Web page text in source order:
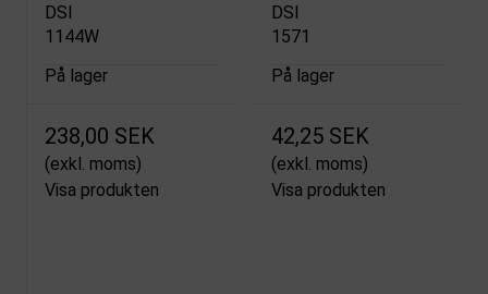
DSI
1144W
På lager
238,00 SEK
(exkl. moms)
Visa produkten
DSI
1571
På lager
42,25 SEK
(exkl. moms)
Visa produkten